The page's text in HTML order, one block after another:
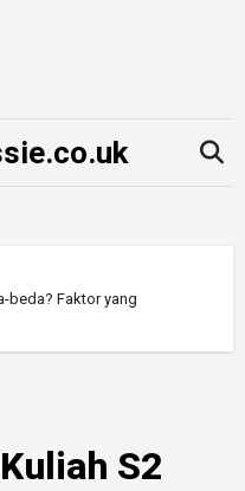
beda? Faktor yang
S2